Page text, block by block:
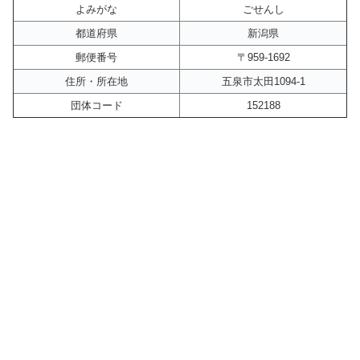
よみがな
ごせんし
都道府県
新潟県
郵便番号
〒959-1692
住所・所在地
五泉市太田1094-1
団体コード
152188